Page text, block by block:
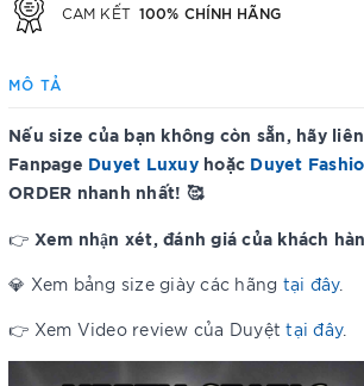
CAM KẾT 100% CHÍNH HÃNG
MÔ TẢ
Nếu size của bạn không còn sẵn, hãy
Fanpage Duyet Luxuyhoặc Duyet
ORDER nhanh nhất! 🥰
👉 Xem nhận xét, đánh giá của khách
💎 Xem bảng size giày các hãng tại đây.
👉 Xem Video review của Duyệttại đây.